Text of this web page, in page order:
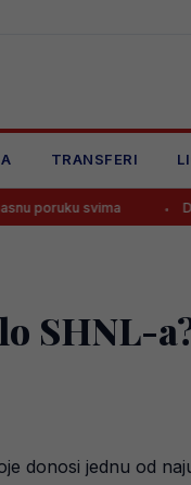
TRANSFERI
Dramatičan
SHNL-
donosi jednu od